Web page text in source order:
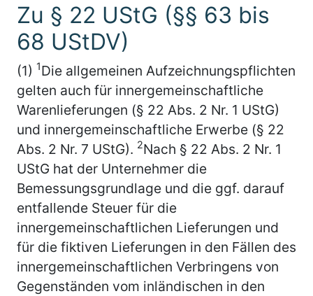
Zu § 22 UStG (§§ 63 bis
68 UStDV)
(1) 1Die allgemeinen Aufzeichnungspflichten
gelten auch für innergemeinschaftliche
Warenlieferungen (§ 22 Abs. 2 Nr. 1 UStG)
und innergemeinschaftliche Erwerbe (§ 22
Abs. 2 Nr. 7 UStG). 2Nach § 22 Abs. 2 Nr. 1
UStG hat der Unternehmer die
Bemessungsgrundlage und die ggf. darauf
entfallende Steuer für die
innergemeinschaftlichen Lieferungen und
für die fiktiven Lieferungen in den Fällen des
innergemeinschaftlichen Verbringens von
Gegenständen vom inländischen in den